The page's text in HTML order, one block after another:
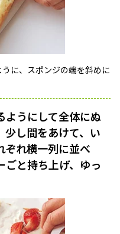
に、スポンジの端を斜めに
ようにして全体にぬ
少し間をあけて、い
ぞれ横一列に並べ
ごと持ち上げ、ゆっ